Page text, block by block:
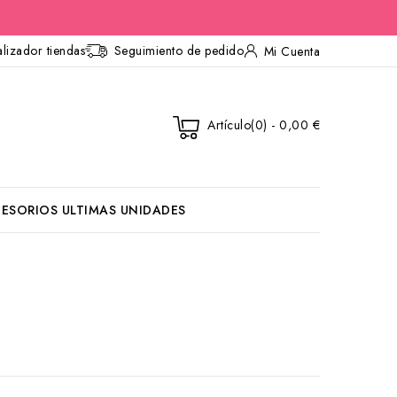
tiendas Seguimiento de pedido Mi Cuenta
Artículo(0) - 0,00 €
ULTIMAS UNIDADES